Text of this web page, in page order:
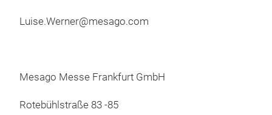
Luise.Werner@mesago.com
Mesago Messe Frankfurt GmbH
Rotebühlstraße 83 -85